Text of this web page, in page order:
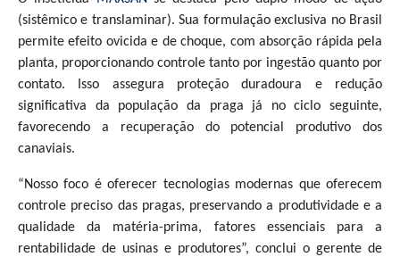
(sistêmico e translaminar). Sua formulação exclusiva no Brasil
permite efeito ovicida e de choque, com absorção rápida pela
planta, proporcionando controle tanto por ingestão quanto por
contato. Isso assegura proteção duradoura e redução
significativa da população da praga já no ciclo seguinte,
favorecendo a recuperação do potencial produtivo dos
canaviais.
“Nosso foco é oferecer tecnologias modernas que oferecem
controle preciso das pragas, preservando a produtividade e a
qualidade da matéria-prima, fatores essenciais para a
rentabilidade de usinas e produtores”, conclui o gerente de